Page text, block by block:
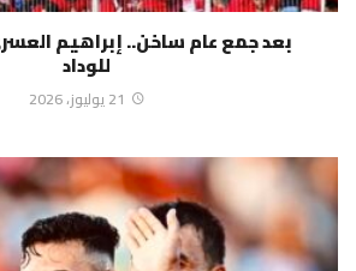
بعد جمع عام ساخن.. إبراهيم
للوداد
21 يوليوز، 2026